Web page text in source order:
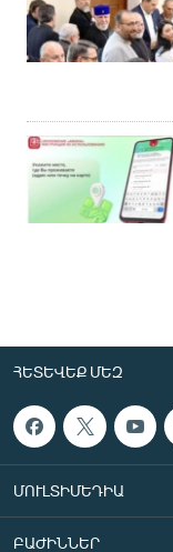
ՀԵՏԵՎԵՔ ՄԵԶ
ՄՈՒԼՏԻՄԵԴԻԱ
ԲԱԺԻՆՆԵՐ